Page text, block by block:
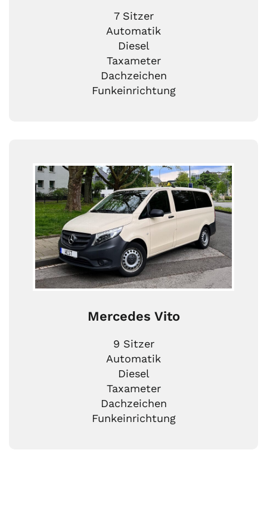
7 Sitzer
Automatik
Diesel
Taxameter
Dachzeichen
Funkeinrichtung
Mercedes Vito
9 Sitzer
Automatik
Diesel
Taxameter
Dachzeichen
Funkeinrichtung